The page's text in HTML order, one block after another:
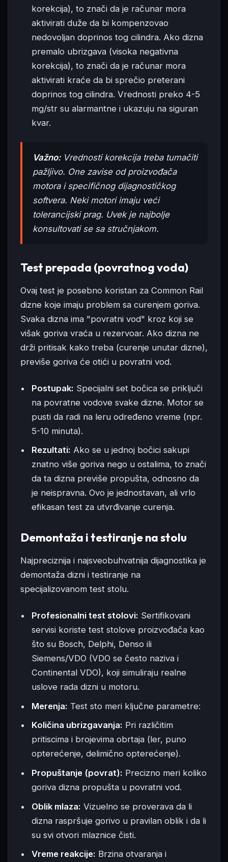
korekcija), to znači da je računar mora
aktivirati duže da bi kompenzovao
nedovoljan doprinos tog cilindra. Ako dizna
premalo ubrizgava (visoka negativna
korekcija), to znači da je računar mora
aktivirati kraće da bi sprečio preterani
doprinos tog cilindra. Vrednosti preko 4-5
mg/str su alarmantne i ukazuju na siguran
kvar.
Važno:Vrednosti korekcija treba tumačiti
pažljivo. One zavise od proizvođača
motora i specifičnog dijagnostičkog
softvera. Neki motori imaju veći
tolerancijski prag. Uvek je najbolje
konsultovati se sa stručnjakom.
Test prepada (povratnog voda)
Ovaj test je posebno koristan za Common Rail
dizne koje imaju problem sa curenjem goriva.
Svaka dizna ima "povratni vod" kroz koji se
višak goriva vraća u rezervoar. Ako dizna ne
drži pritisak kako treba (curenje unutar dizne),
previše goriva će otići u povratni vod.
Postupak: Specijalni set bočica se priključi
na povratne vodove svake dizne. Motor se
pusti da radi na leru određeno vreme (npr.
5-10 minuta).
Rezultati: Ako se u jednoj bočici sakupi
znatno više goriva nego u ostalima, to znači
da ta dizna previše propušta, odnosno da
je neispravna. Ovo je jednostavan, ali vrlo
efikasan test za utvrđivanje curenja.
Demontaža i testiranje na stolu
Najpreciznija i najsveobuhvatnija dijagnostika je
demontaža dizni i testiranje na
specijalizovanom test stolu.
Profesionalni test stolovi: Sertifikovani
servisi koriste test stolove proizvođača kao
što su Bosch, Delphi, Denso ili
Siemens/VDO (VDO se često naziva i
Continental VDO), koji simuliraju realne
uslove rada dizni u motoru.
Merenja: Test sto meri ključne parametre:
Količina ubrizgavanja: Pri različitim
pritiscima i brojevima obrtaja (ler, puno
opterećenje, delimično opterećenje).
Propuštanje (povrat): Precizno meri koliko
goriva dizna propušta u povratni vod.
Oblik mlaza: Vizuelno se proverava da li
dizna raspršuje gorivo u pravilan oblik i da li
su svi otvori mlaznice čisti.
Vreme reakcije: Brzina otvaranja i